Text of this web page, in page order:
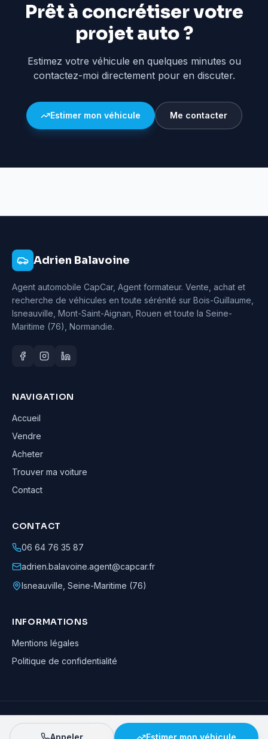
Prêt à concrétiser votre
projet auto ?
Estimez votre véhicule en quelques minutes ou
contactez-moi directement pour en discuter.
Estimer mon véhicule Me contacter
Adrien Balavoine
Agent automobile CapCar, Agent formateur. Vente, achat et
recherche de véhicules en toute sérénité sur Bois-Guillaume,
Isneauville, Mont-Saint-Aignan, Rouen et toute la Seine-
Maritime (76), Normandie.
NAVIGATION
Accueil
Vendre
Acheter
Trouver ma voiture
Contact
CONTACT
06 64 76 35 87
adrien.balavoine.agent@capcar.fr
Isneauville Seine-Maritime (76)
INFORMATIONS
Mentions légales
Politique de confidentialité
Adrien Balavoine—Agent automobile CapCar, Agent formateur· ©
· Tous droits réservés
Appeler Estimer mon véhicule